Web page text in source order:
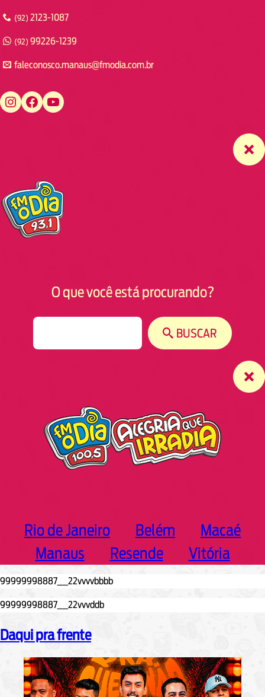
(92) 2123-1087
(92) 99226-1239
faleconosco.manaus@fmodia.com.br
https://www.instagram.com/fmodiamanaus/ https://www.facebook.com/fmodiamanaus https://www.youtube.com/user/radiofmodia
O que você está procurando?
BUSCAR
Rio de Janeiro Belém
Macaé
Manaus
Resende Vitória
Daqui pra frente